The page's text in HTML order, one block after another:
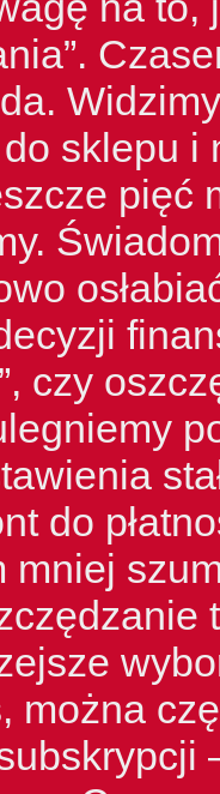
sklepu i
pięć
czy
do
mniej
można